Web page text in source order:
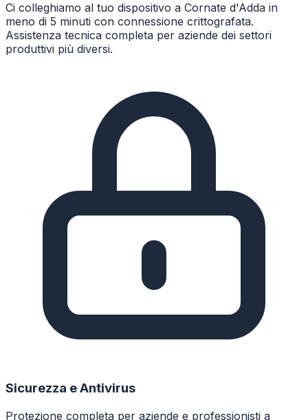
Ci colleghiamo al tuo dispositivo a Cornate d'Adda in
meno di 5 minuti con connessione crittografata.
Assistenza tecnica completa per aziende dei settori
produttivi più diversi.
Sicurezza e Antivirus
Protezione completa per aziende e professionisti a